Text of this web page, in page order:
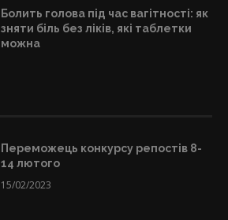
Болить голова під час вагітності: як
зняти біль без ліків, які таблетки
можна
Переможець конкурсу репостів 8-
14 лютого
15/02/2023